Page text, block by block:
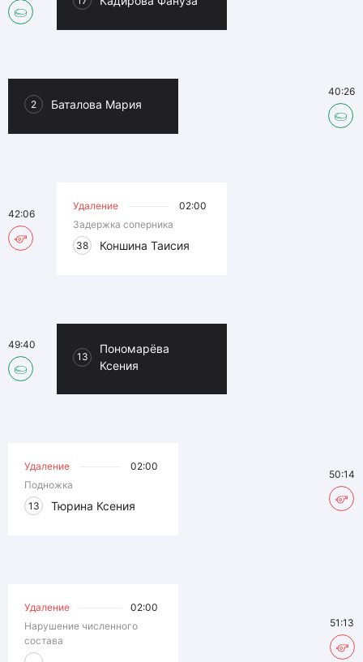
2 Баталова Мария
40:26
Удаление
02:00
Задержка соперника
38
Коншина Таисия
42:06
13
Пономарёва
Ксения
49:40
Удаление
02:00
Подножка
13
Тюрина Ксения
50:14
Удаление
02:00
Нарушение численного
состава
51:13